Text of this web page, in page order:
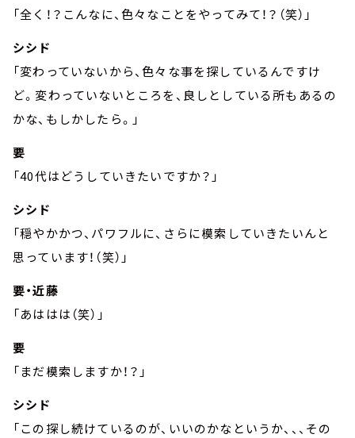
「全く！？こんなに、色々なことをやってみて！？（笑）」
シシド
「変わっていないから、色々な事を探しているんですけ
ど。変わっていないところを、良しとしている所もあるの
かな、もしかしたら。」
要
「40代はどうしていきたいですか？」
シシド
「穏やかかつ、パワフルに、さらに模索していきたいんと
思っています！（笑）」
要・近藤
「あははは（笑）」
要
「まだ模索しますか！？」
シシド
「この探し続けているのが、いいのかなというか、、、その